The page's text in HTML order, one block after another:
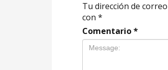
Tu dirección de
con *
Comentario*